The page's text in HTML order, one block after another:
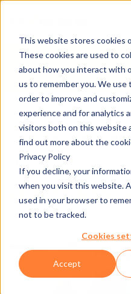
This website stores cookies
These cookies are used to
about how you interact with
us to remember you. We use
order to improve and
experience and for analytics
visitors both on this website
find out more about the
Privacy Policy
If you decline, your
when you visit this website.
used in your browser to
not to be tracked.
Cookies
Accept
すべてのニュース
SHARE
20.07.2022
LEISURE &